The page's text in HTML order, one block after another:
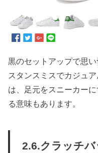
黒のセットアップで思
スタンスミスでカジュ
は、足元をスニーカー
る意味もあります。
2.6.クラッチバ